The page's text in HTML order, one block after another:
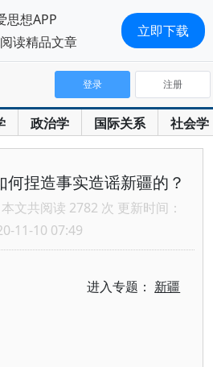
政治学 国际关系 社会学
登录 注册
何捏造事实造谣新疆的？
本文共阅读 2782 次 更新时间：
11-10 07:49
进入专题： 新疆
思想APP
读精品文章
立即下载